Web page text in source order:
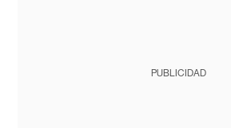
PUBLICIDAD